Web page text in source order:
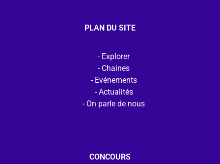
PLAN DU SITE
Explorer
Chaines
Evénements
Actualités
On parle de nous
CONCOURS